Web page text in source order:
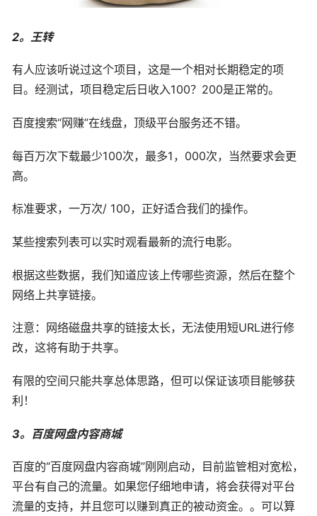
2。王转
有人应该听说过这个项目，这是一个相对长期稳定的项
目。经测试，项目稳定后日收入100？200是正常的。
百度搜索“网赚”在线盘，顶级平台服务还不错。
每百万次下载最少100次，最多1，000次，当然要求会更
高。
标准要求，一万次/ 100，正好适合我们的操作。
某些搜索列表可以实时观看最新的流行电影。
根据这些数据，我们知道应该上传哪些资源，然后在整个
网络上共享链接。
注意：网络磁盘共享的链接太长，无法使用短URL进行修
改，这将有助于共享。
有限的空间只能共享总体思路，但可以保证该项目能够获
利！
3。百度网盘内容商城
百度的“百度网盘内容商城”刚刚启动，目前监管相对宽松，
平台有自己的流量。如果您仔细地申请，将会获得对平台
流量的支持，并且您可以赚到真正的被动资金。。可以算